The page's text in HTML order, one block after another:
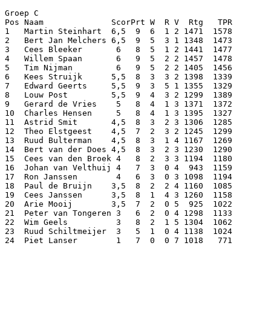
Groep C
Pos Naam              ScorPrt W  R V  Rtg   TPR
1   Martin Steinhart  6,5  9  6  1 2 1471  1578
2   Bert Jan Melchers 6,5  9  5  3 1 1348  1473
3   Cees Bleeker       6   8  5  1 2 1441  1477
4   Willem Spaan       6   9  5  2 2 1457  1478
5   Tim Nijman         6   9  5  2 2 1405  1456
6   Kees Struijk      5,5  8  3  3 2 1398  1339
7   Edward Geerts     5,5  9  3  5 1 1355  1329
8   Louw Post         5,5  9  4  3 2 1299  1389
9   Gerard de Vries    5   8  4  1 3 1371  1372
10  Charles Hensen     5   8  4  1 3 1395  1327
11  Astrid Smit       4,5  8  3  2 3 1306  1285
12  Theo Elstgeest    4,5  7  2  3 2 1245  1299
13  Ruud Bulterman    4,5  8  3  1 4 1167  1269
14  Bert van der Does 4,5  8  3  2 3 1230  1290
15  Cees van den Broek 4   8  2  3 3 1194  1180
16  Johan van Velthuij 4   7  3  0 4  943  1159
17  Ron Janssen        4   6  3  0 3 1098  1194
18  Paul de Bruijn    3,5  8  2  2 4 1160  1085
19  Cees Janssen      3,5  8  1  4 3 1260  1158
20  Arie Mooij        3,5  7  2  0 5  925  1022
21  Peter van Tongeren 3   6  2  0 4 1298  1133
22  Wim Geels          3   8  2  1 5 1304  1062
23  Ruud Schiltmeijer  3   5  1  0 4 1138  1024
24  Piet Lanser        1   7  0  0 7 1018   771